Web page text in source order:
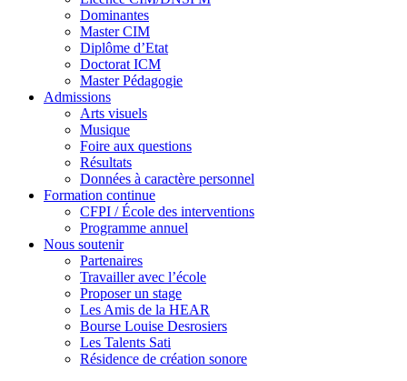
Dominantes
Master CIM
Diplôme d’Etat
Doctorat ICM
Master Pédagogie
Admissions
Arts visuels
Musique
Foire aux questions
Résultats
Données à caractère personnel
Formation continue
CFPI / École des interventions
Programme annuel
Nous soutenir
Partenaires
Travailler avec l’école
Proposer un stage
Les Amis de la HEAR
Bourse Louise Desrosiers
Les Talents Sati
Résidence de création sonore